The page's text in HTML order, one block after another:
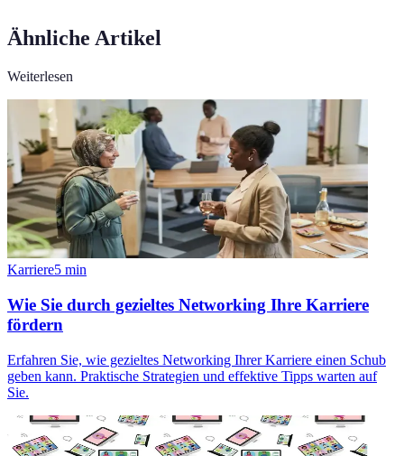
Ähnliche Artikel
Weiterlesen
Karriere5 min
Wie Sie durch gezieltes Networking Ihre Karriere
fördern
Erfahren Sie, wie gezieltes Networking Ihrer Karriere einen Schub
geben kann. Praktische Strategien und effektive Tipps warten auf
Sie.